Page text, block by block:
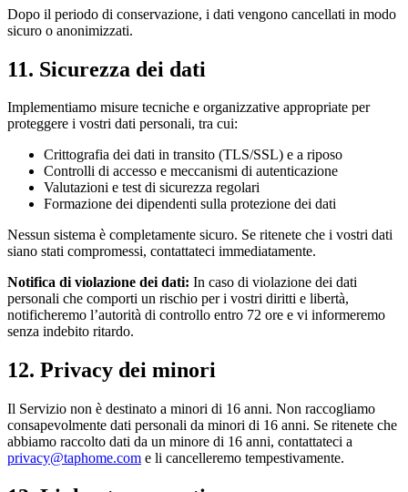
Dopo il periodo di conservazione, i dati vengono cancellati in modo
sicuro o anonimizzati.
11. Sicurezza dei dati
Implementiamo misure tecniche e organizzative appropriate per
proteggere i vostri dati personali, tra cui:
Crittografia dei dati in transito (TLS/SSL) e a riposo
Controlli di accesso e meccanismi di autenticazione
Valutazioni e test di sicurezza regolari
Formazione dei dipendenti sulla protezione dei dati
Nessun sistema è completamente sicuro. Se ritenete che i vostri dati
siano stati compromessi, contattateci immediatamente.
Notifica di violazione dei dati: In caso di violazione dei dati
personali che comporti un rischio per i vostri diritti e libertà,
notificheremo l’autorità di controllo entro 72 ore e vi informeremo
senza indebito ritardo.
12. Privacy dei minori
Il Servizio non è destinato a minori di 16 anni. Non raccogliamo
consapevolmente dati personali da minori di 16 anni. Se ritenete che
abbiamo raccolto dati da un minore di 16 anni, contattateci a
privacy@taphome.com e li cancelleremo tempestivamente.